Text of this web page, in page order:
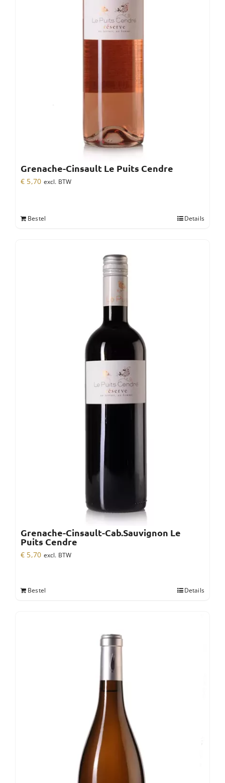
Grenache-Cinsault Le Puits Cendre
€ 5,70 excl. BTW
Bestel Details
Grenache-Cinsault-Cab.Sauvignon Le
Puits Cendre
€ 5,70 excl. BTW
Bestel Details